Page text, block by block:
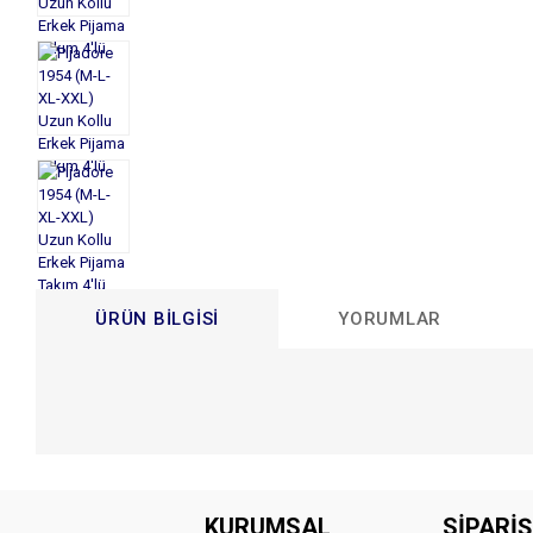
ÜRÜN BILGISI YORUMLAR
KURUMSAL SİPARİŞ